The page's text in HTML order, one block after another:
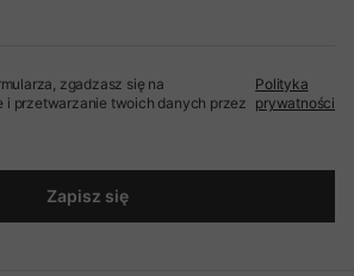
zgadzasz się na
i przetwarzanie twoich danych przez
Polityka
prywatności
Zapisz się